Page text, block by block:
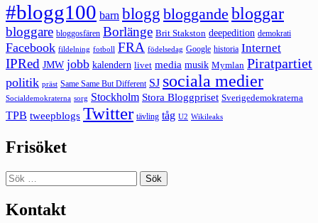
#blogg100 barn blogg bloggande bloggar
bloggare bloggosfären Borlänge Brit Stakston deepedition demokrati
Facebook fildelning fotboll FRA födelsedag Google historia Internet
IPRed JMW jobb kalendern livet media musik Mymlan Piratpartiet
politik präst Same Same But Different SJ sociala medier
Socialdemokraterna sorg Stockholm Stora Bloggpriset Sverigedemokraterna
TPB tweepblogs Twitter tävling tåg U2 Wikileaks
Frisöket
Sök
efter:
Kontakt